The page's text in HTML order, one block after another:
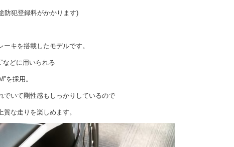
防犯登録料がかかります)
キを搭載したモデルです。
などに用いられる
を採用。
でいて剛性感もしっかりしているので
な走りを楽しめます。